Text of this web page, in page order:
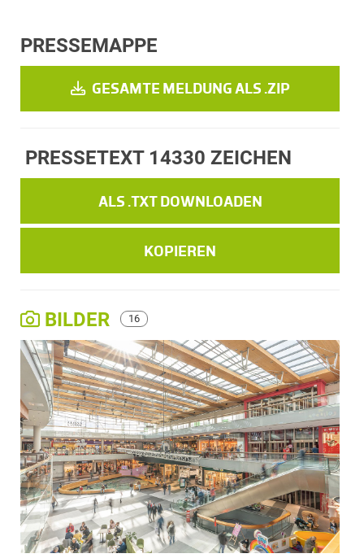
PRESSEMAPPE
GESAMTE MELDUNG ALS .ZIP
PRESSETEXT 14330 ZEICHEN
ALS .TXT DOWNLOADEN
KOPIEREN
BILDER 16